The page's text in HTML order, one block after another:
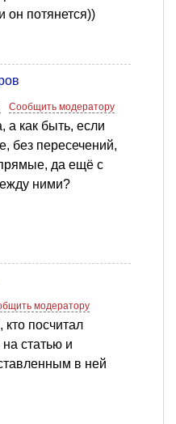
он потянется))
Сообщить модератору
как быть, если
без пересечений,
да ещё с
ними?
модератору
посчитал
статью и
в ней